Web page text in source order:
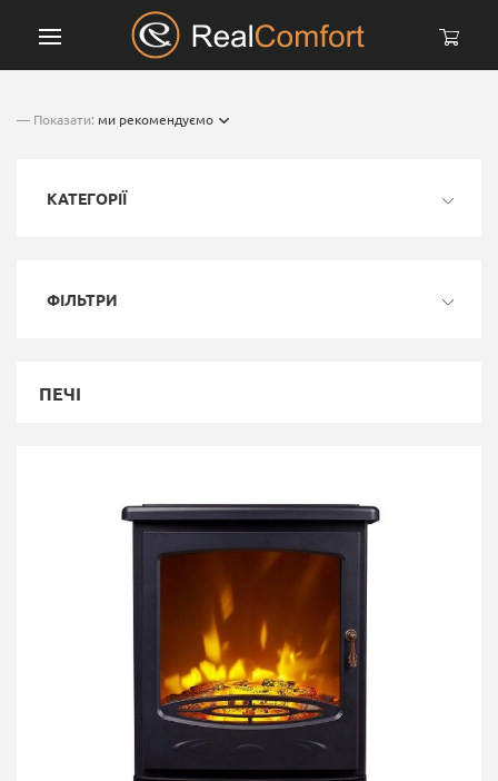
— Показати: ми рекомендуємо
КАТЕГОРІЇ
ФІЛЬТРИ
ПЕЧІ